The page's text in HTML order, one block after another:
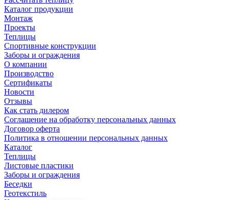
Каталог продукции
Монтаж
Проекты
Теплицы
Спортивные конструкции
Заборы и ограждения
О компании
Производство
Сертификаты
Новости
Отзывы
Как стать дилером
Соглашение на обработку персональных данных
Договор оферта
Политика в отношении персональных данных
Каталог
Теплицы
Листовые пластики
Заборы и ограждения
Беседки
Геотекстиль